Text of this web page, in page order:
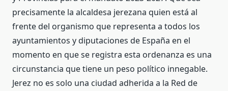
precisamente la alcaldesa jerezana quien está al
frente del organismo que representa a todos los
ayuntamientos y diputaciones de España en el
momento en que se registra esta ordenanza es una
circunstancia que tiene un peso político innegable.
Jerez no es solo una ciudad adherida a la Red de